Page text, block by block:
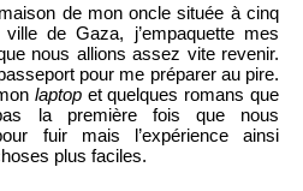
de mon oncle située à cinq
de Gaza, j’empaquette mes
nous allions assez vite revenir.
pour me préparer au pire.
laptopet quelques romans que
la première fois que nous
fuir mais l’expérience ainsi
plus faciles.